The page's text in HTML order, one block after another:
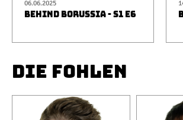
06.06.2025
BEHIND BORUSSIA - S1 E6
DIE FOHLEN